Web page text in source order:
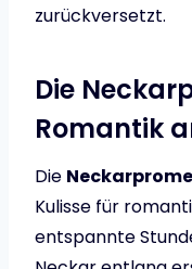
zurückversetzt.
Die
Romantik
Die
Kulisse für
entspannte